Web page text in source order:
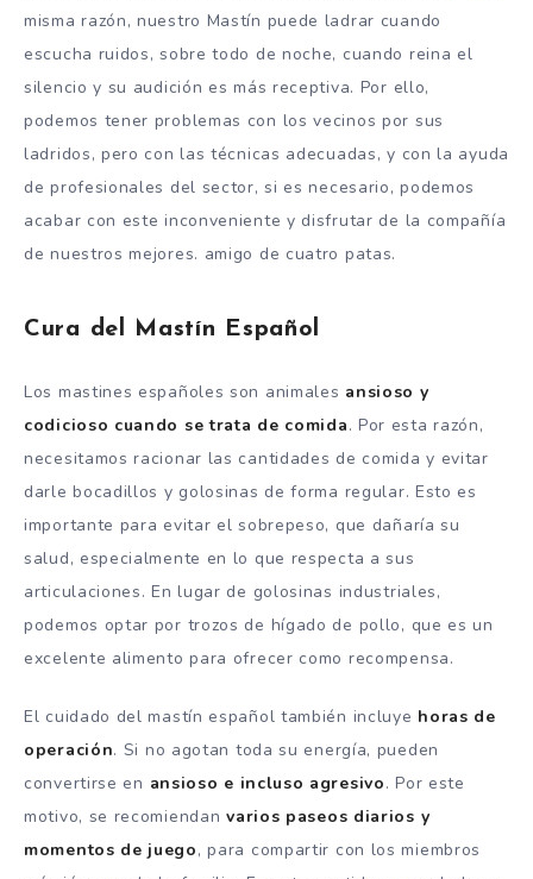
misma razón, nuestro Mastín puede ladrar cuando
escucha ruidos, sobre todo de noche, cuando reina el
silencio y su audición es más receptiva. Por ello,
podemos tener problemas con los vecinos por sus
ladridos, pero con las técnicas adecuadas, y con la ayuda
de profesionales del sector, si es necesario, podemos
acabar con este inconveniente y disfrutar de la compañía
de nuestros mejores. amigo de cuatro patas.
Cura del Mastín Español
Los mastines españoles son animales ansioso y
codicioso cuando se trata de comida. Por esta razón,
necesitamos racionar las cantidades de comida y evitar
darle bocadillos y golosinas de forma regular. Esto es
importante para evitar el sobrepeso, que dañaría su
salud, especialmente en lo que respecta a sus
articulaciones. En lugar de golosinas industriales,
podemos optar por trozos de hígado de pollo, que es un
excelente alimento para ofrecer como recompensa.
El cuidado del mastín español también incluye horas de
operación. Si no agotan toda su energía, pueden
convertirse en ansioso e incluso agresivo. Por este
motivo, se recomiendanvarios paseos diarios y
momentos de juego, para compartir con los miembros